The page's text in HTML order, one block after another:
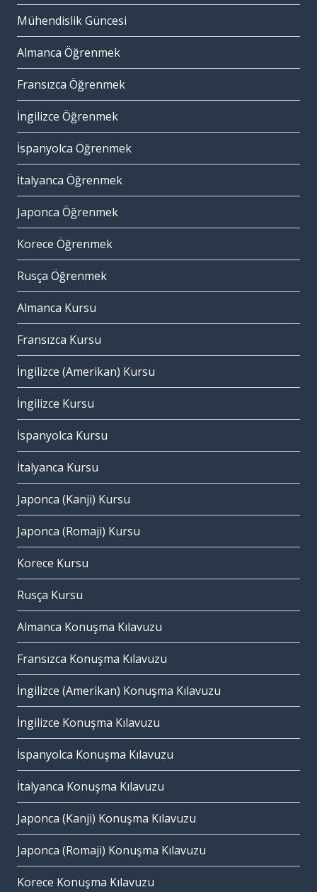
Mühendislik Güncesi
Almanca Öğrenmek
Fransızca Öğrenmek
İngilizce Öğrenmek
İspanyolca Öğrenmek
İtalyanca Öğrenmek
Japonca Öğrenmek
Korece Öğrenmek
Rusça Öğrenmek
Almanca Kursu
Fransızca Kursu
İngilizce (Amerikan) Kursu
İngilizce Kursu
İspanyolca Kursu
İtalyanca Kursu
Japonca (Kanji) Kursu
Japonca (Romaji) Kursu
Korece Kursu
Rusça Kursu
Almanca Konuşma Kılavuzu
Fransızca Konuşma Kılavuzu
İngilizce (Amerikan) Konuşma Kılavuzu
İngilizce Konuşma Kılavuzu
İspanyolca Konuşma Kılavuzu
İtalyanca Konuşma Kılavuzu
Japonca (Kanji) Konuşma Kılavuzu
Japonca (Romaji) Konuşma Kılavuzu
Korece Konuşma Kılavuzu